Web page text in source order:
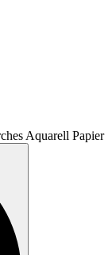
Aquarell Papier